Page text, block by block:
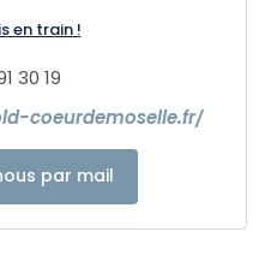
en train !
30 19
coeurdemoselle.fr/
par mail